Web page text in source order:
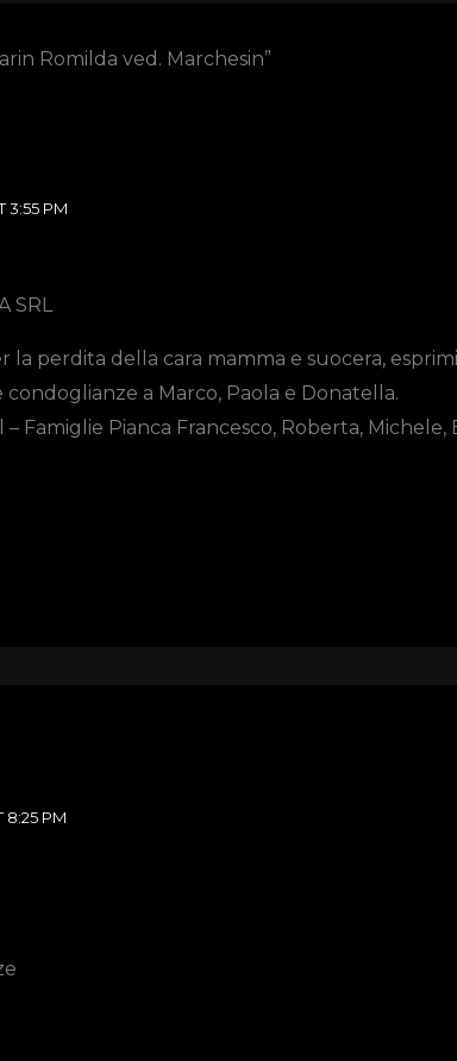
Romilda ved. Marchesin”
3:55 PM
SRL
la perdita della cara mamma e suocera,
condoglianze a Marco, Paola e Donatella.
– Famiglie Pianca Francesco, Roberta, Michele,
8:25 PM